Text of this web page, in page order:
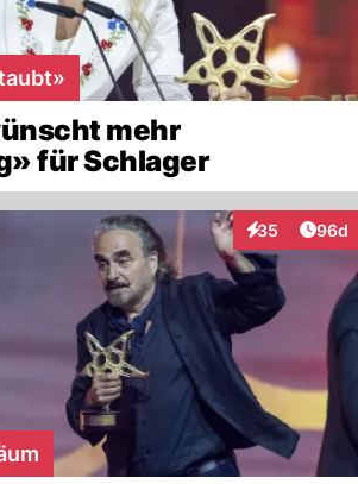
mehr
für Schlager
35
Interaktionen
96d